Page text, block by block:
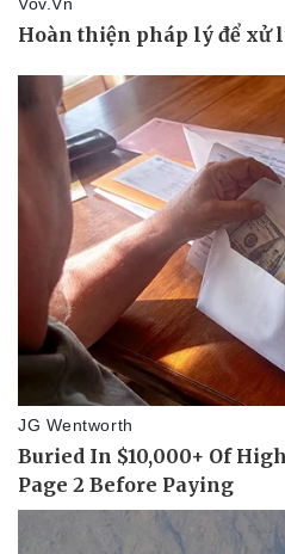
Vụ án
Tin nóng
Tư vấn luật